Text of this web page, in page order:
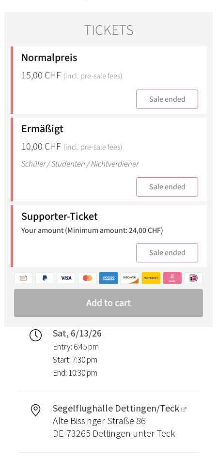
Sat, 6/13/26
Entry: 6:45 pm
Start: 7:30 pm
End: 10:30 pm
Segelflughalle Dettingen/Teck
Alte Bissinger Straße 86
DE-73265 Dettingen unter Teck